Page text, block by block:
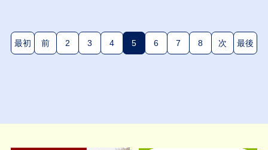
最初 前 2 3 4 5(現在のページ)
6 7 8 次 最後